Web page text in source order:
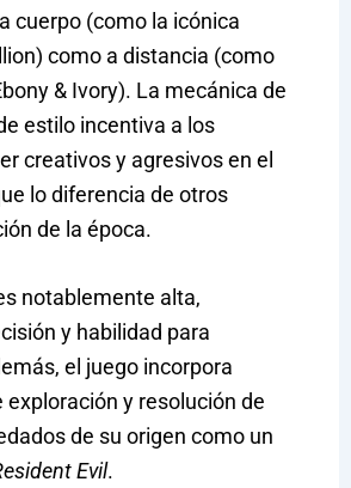
cuerpo (como la icónica
como a distancia (como
& Ivory). La mecánica de
estilo incentiva a los
creativos y agresivos en el
lo diferencia de otros
de la época.
notablemente alta,
y habilidad para
el juego incorpora
y resolución de
de su origen como un
Evil.